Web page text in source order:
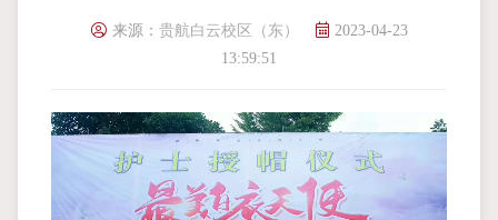
来源： 贵航白云校区（东）
2023-04-23
13:59:51